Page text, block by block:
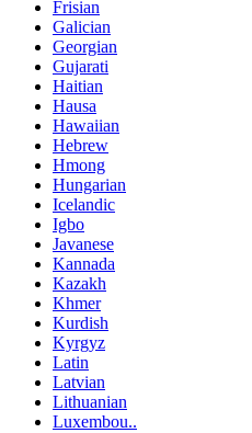
Frisian
Galician
Georgian
Gujarati
Haitian
Hausa
Hawaiian
Hebrew
Hmong
Hungarian
Icelandic
Igbo
Javanese
Kannada
Kazakh
Khmer
Kurdish
Kyrgyz
Latin
Latvian
Lithuanian
Luxembou..